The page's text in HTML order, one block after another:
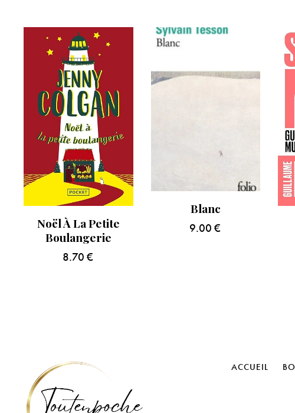
Noël À La Petite
Boulangerie
8.70 €
Blanc
9.00 €
ACCUEIL